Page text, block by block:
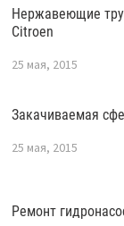
Нержавеющие
Citroen
25 мая, 2015
Закачиваемая
25 мая, 2015
Ремонт